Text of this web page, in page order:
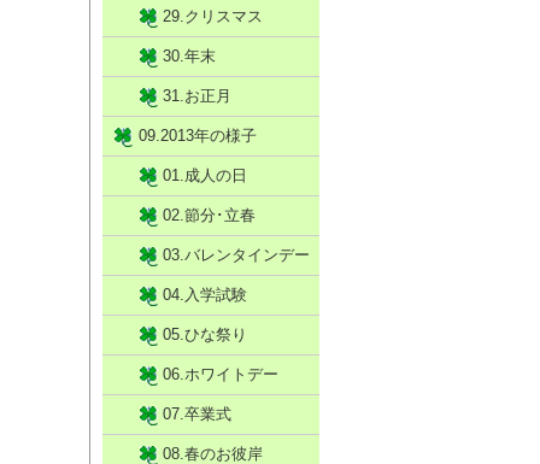
29.クリスマス
30.年末
31.お正月
09.2013年の様子
01.成人の日
02.節分･立春
03.バレンタインデー
04.入学試験
05.ひな祭り
06.ホワイトデー
07.卒業式
08.春のお彼岸